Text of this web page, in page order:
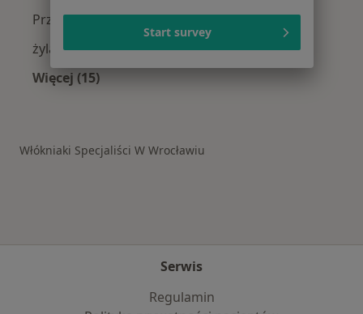
Przepuklina w Wrocławiu
żylaki kończyn dolnych w Wrocławiu
Więcej (15)
Włókniaki Specjaliści W Wrocławiu
Serwis
Regulamin
Start survey